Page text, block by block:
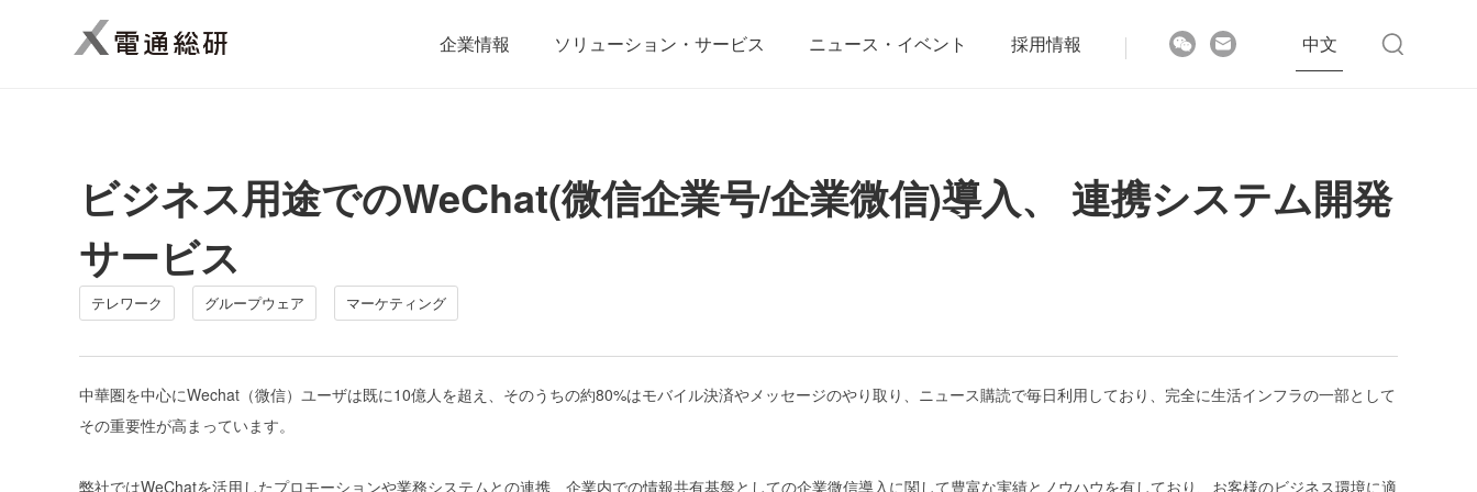
企業情報 ソリューション・サービス ニュース・イベント 採用情報 中文
ビジネス用途でのWeChat(微信企業号/企業微信)導入、 連携システム開発
サービス
テレワーク グループウェア マーケティング
中華圏を中心にWechat（微信）ユーザは既に10億人を超え、そのうちの約80%はモバイル決済やメッセージのやり取り、ニュース購読で毎日利用しており、完全に生活インフラの一部として
その重要性が高まっています。
弊社ではWeChatを活用したプロモーションや業務システムとの連携、企業内での情報共有基盤としての企業微信導入に関して豊富な実績とノウハウを有しており、お客様のビジネス環境に適